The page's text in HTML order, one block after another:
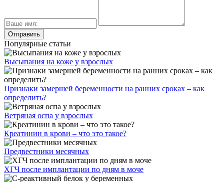
Популярные статьи
Высыпания на коже у взрослых
Признаки замершей беременности на ранних сроках – как
определить?
Ветряная оспа у взрослых
Креатинин в крови – что это такое?
Предвестники месячных
ХГЧ после имплантации по дням в моче